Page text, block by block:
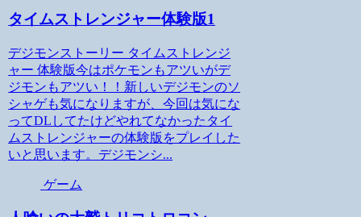
タイムストレンジャー体験版1
デジモンストーリー タイムストレンジ
ャー 体験版今はポケモンもアツいがデ
ジモンもアツい！！新しいデジモンのソ
シャゲも気になりますが、今回は気にな
ってDLしてたけどやれてなかったタイ
ムストレンジャーの体験版をプレイした
いと思います。デジモンシ...
ゲーム